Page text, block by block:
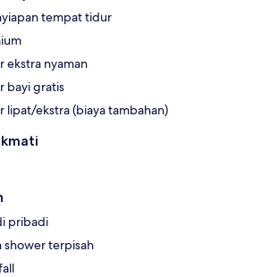
tempat tidur
ekstra nyaman
bayi gratis
lipat/ekstra (biaya tambahan)
pribadi
shower terpisah